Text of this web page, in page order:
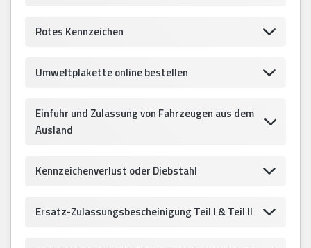
Rotes Kennzeichen
Umweltplakette online bestellen
Einfuhr und Zulassung von Fahrzeugen aus dem
Ausland
Kennzeichenverlust oder Diebstahl
Ersatz-Zulassungsbescheinigung Teil I & Teil II